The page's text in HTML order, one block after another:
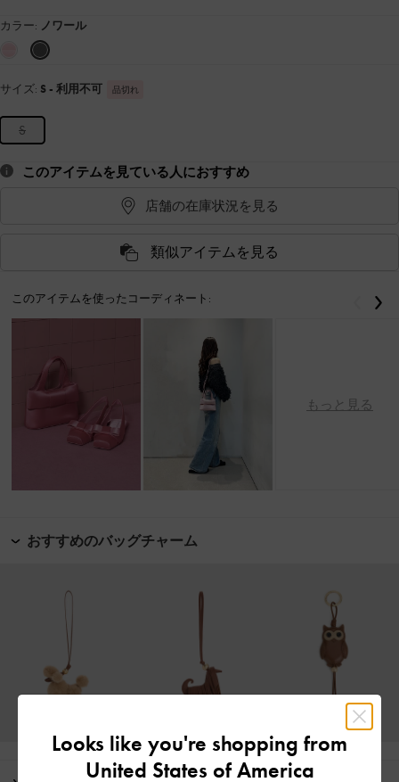
カラー: ノワール
サイズ: S - 利用不可 品切れ
S
このアイテムを見ている人におすすめ
店舗の在庫状況を見る
類似アイテムを見る
このアイテムを使ったコーディネート:
もっと見る
戻る
おすすめのバッグチャーム
Looks like you're shopping from
United States of America